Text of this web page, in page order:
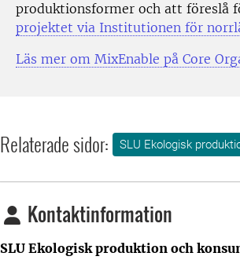
produktionsformer och att föreslå
projektet via Institutionen för
Läs mer om MixEnable på Core
Relaterade sidor: SLU Ekologisk
Kontaktinformation
SLU Ekologisk produktion och